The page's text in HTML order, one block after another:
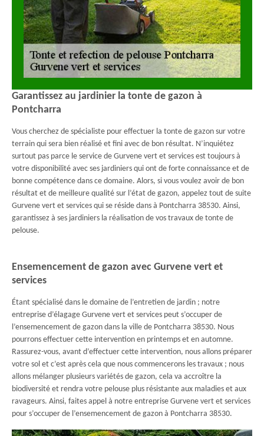
Garantissez au jardinier la tonte de gazon à
Pontcharra
Vous cherchez de spécialiste pour effectuer la tonte de gazon sur votre
terrain qui sera bien réalisé et fini avec de bon résultat. N’inquiétez
surtout pas parce le service de Gurvene vert et services est toujours à
votre disponibilité avec ses jardiniers qui ont de forte connaissance et de
bonne compétence dans ce domaine. Alors, si vous voulez avoir de bon
résultat et de meilleure qualité sur l’état de gazon, appelez tout de suite
Gurvene vert et services qui se réside dans à Pontcharra 38530. Ainsi,
garantissez à ses jardiniers la réalisation de vos travaux de tonte de
pelouse.
Ensemencement de gazon avec Gurvene vert et
services
Étant spécialisé dans le domaine de l’entretien de jardin ; notre
entreprise d’élagage Gurvene vert et services peut s’occuper de
l’ensemencement de gazon dans la ville de Pontcharra 38530. Nous
pourrons effectuer cette intervention en printemps et en automne.
Rassurez-vous, avant d’effectuer cette intervention, nous allons préparer
votre sol et c’est après cela que nous commencerons les travaux ; nous
allons mélanger plusieurs variétés de gazon, cela va accroître la
biodiversité et rendra votre pelouse plus résistante aux maladies et aux
ravageurs. Ainsi, faites appel à notre entreprise Gurvene vert et services
pour s’occuper de l’ensemencement de gazon à Pontcharra 38530.